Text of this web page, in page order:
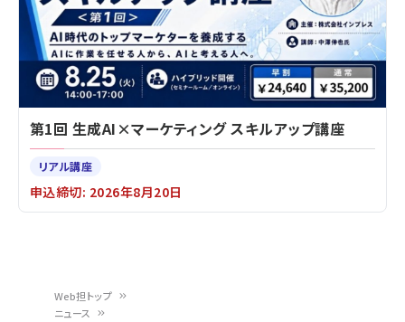
Web担トップ
ニュース
第1回 生成AI×マーケティング スキルアップ講座
リアル講座
申込締切: 2026年8月20日